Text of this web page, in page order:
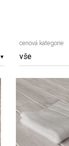
▼
cenová kategorie